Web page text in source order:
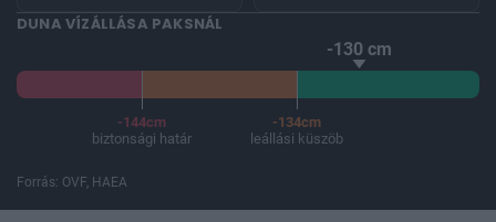
DUNA VÍZÁLLÁSA PAKSNÁL
-130 cm
-144cm
biztonsági határ
-134cm
leállási küszöb
Forrás: OVF, HAEA